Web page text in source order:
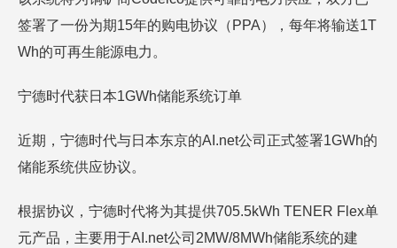
签署了一份为期15年的购电协议（PPA），每年将输送1T
Wh的可再生能源电力。
宁德时代获日本1GWh储能系统订单
近期，宁德时代与日本东京的AI.net公司正式签署1GWh的
储能系统供应协议。
根据协议，宁德时代将为其提供705.5kWh TENER Flex单
元产品，主要用于AI.net公司2MW/8MWh储能系统的建